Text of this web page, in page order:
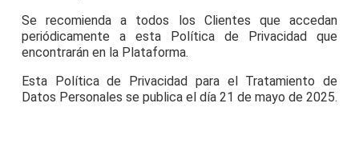
Se recomienda a todos los Clientes que accedan
periódicamente a esta Política de Privacidad que
encontrarán en la Plataforma.
Esta Política de Privacidad para el Tratamiento de
Datos Personales se publica el día 21 de mayo de 2025.